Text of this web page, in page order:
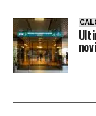
tacchetti. In
tacchetti in
tradizionale:
terreno,
muoversi in